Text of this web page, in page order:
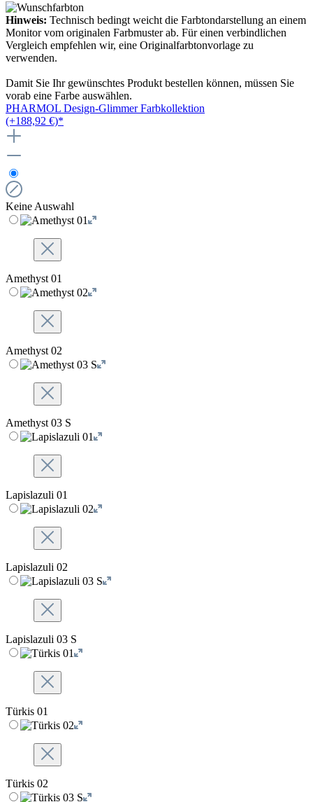
Hinweis: Technisch bedingt weicht die Farbtondarstellung an einem
Monitor vom originalen Farbmuster ab. Für einen verbindlichen
Vergleich empfehlen wir, eine Originalfarbtonvorlage zu
verwenden.
Damit Sie Ihr gewünschtes Produkt bestellen können, müssen Sie
vorab eine Farbe auswählen.
PHARMOL Design-Glimmer Farbkollektion
(+188,92 €)*
Keine Auswahl
Amethyst 01
Amethyst 02
Amethyst 03 S
Lapislazuli 01
Lapislazuli 02
Lapislazuli 03 S
Türkis 01
Türkis 02